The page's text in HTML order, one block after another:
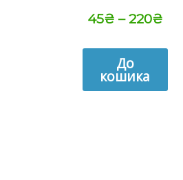
45₴ –220₴
До
кошика